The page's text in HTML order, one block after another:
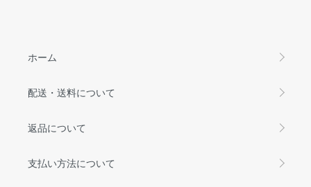
ホーム
配送・送料について
返品について
支払い方法について